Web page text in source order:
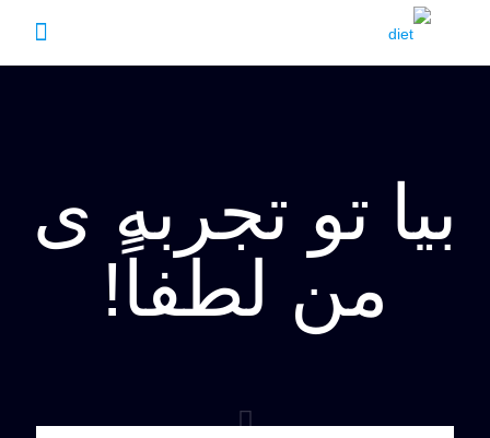
بیا تو تجربه ی
من لطفاً!